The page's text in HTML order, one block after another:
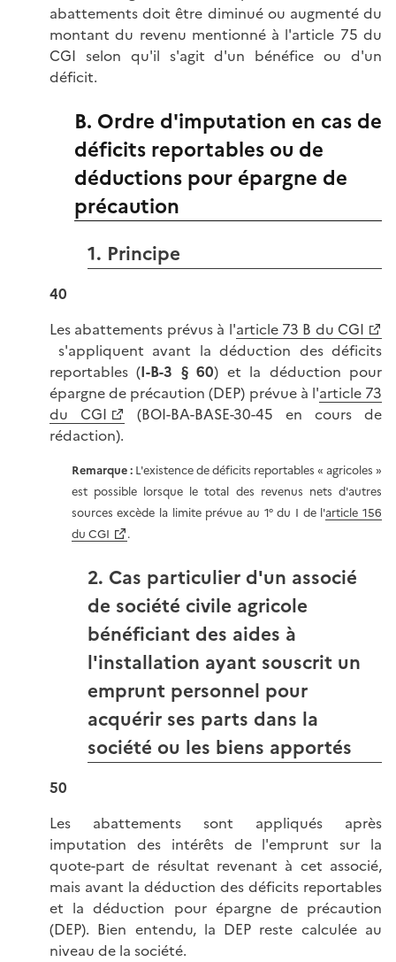
abattements doit être diminué ou augmenté du
montant du revenu mentionné à l'article 75 du
CGI selon qu'il s'agit d'un bénéfice ou d'un
déficit.
B. Ordre d'imputation en cas de
déficits reportables ou de
déductions pour épargne de
précaution
1. Principe
40
Les abattements prévus à l'article 73 B du CGI
s'appliquent avant la déduction des déficits
reportables (I-B-3 § 60) et la déduction pour
épargne de précaution (DEP) prévue à l'article 73
du CGI
(BOI-BA-BASE-30-45 en cours de
rédaction).
Remarque :L'existence de déficits reportables « agricoles »
est possible lorsque le total des revenus nets d'autres
sources excède la limite prévue au 1° du I de l'article 156
du CGI
.
2. Cas particulier d'un associé
de société civile agricole
bénéficiant des aides à
l'installation ayant souscrit un
emprunt personnel pour
acquérir ses parts dans la
société ou les biens apportés
50
Les abattements sont appliqués après
imputation des intérêts de l'emprunt sur la
quote-part de résultat revenant à cet associé,
mais avant la déduction des déficits reportables
et la déduction pour épargne de précaution
(DEP). Bien entendu, la DEP reste calculée au
niveau de la société.